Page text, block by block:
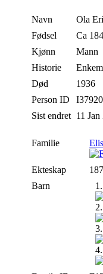
Navn Ola
Fødsel
Ca
Kjønn
Mann
Historie
Død
1936
Person ID
I37920
Sist endret 11
Familie
Ekteskap
Barn
1.
2.
3.
4.